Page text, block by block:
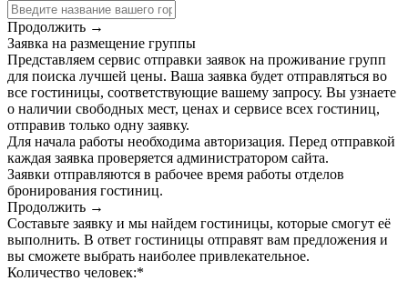
Продолжить →
Заявка на размещение группы
Представляем сервис отправки заявок на проживание групп
для поиска лучшей цены. Ваша заявка будет отправляться во
все гостиницы, соответствующие вашему запросу. Вы узнаете
о наличии свободных мест, ценах и сервисе всех гостиниц,
отправив только одну заявку.
Для начала работы необходима авторизация. Перед отправкой
каждая заявка проверяется администратором сайта.
Заявки отправляются в рабочее время работы отделов
бронирования гостиниц.
Продолжить →
Составьте заявку и мы найдем гостиницы, которые смогут её
выполнить. В ответ гостиницы отправят вам предложения и
вы сможете выбрать наиболее привлекательное.
Количество человек:*